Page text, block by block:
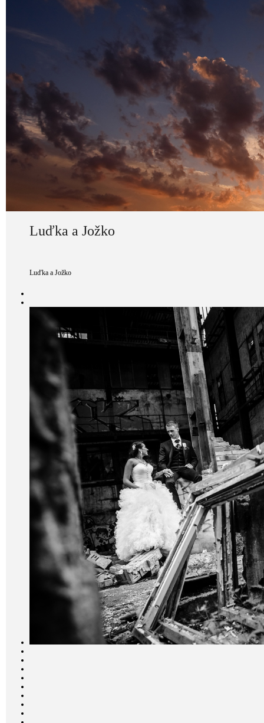
Luďka a Jožko
Luďka a Jožko